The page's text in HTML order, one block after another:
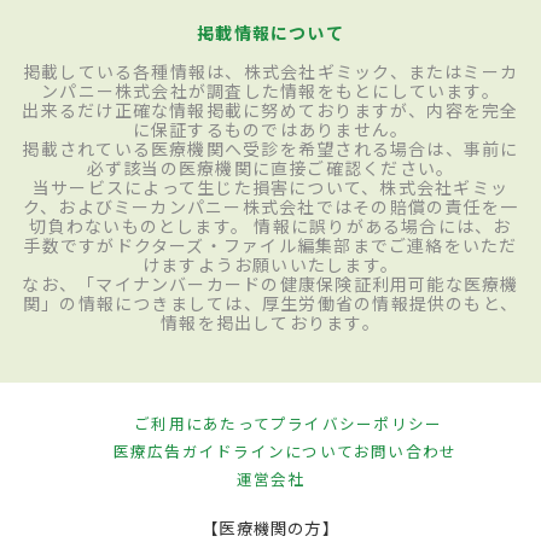
掲載情報について
掲載している各種情報は、株式会社ギミック、またはミーカ
ンパニー株式会社が調査した情報をもとにしています。
出来るだけ正確な情報掲載に努めておりますが、内容を完全
に保証するものではありません。
掲載されている医療機関へ受診を希望される場合は、事前に
必ず該当の医療機関に直接ご確認ください。
当サービスによって生じた損害について、株式会社ギミッ
ク、およびミーカンパニー株式会社ではその賠償の責任を一
切負わないものとします。 情報に誤りがある場合には、お
手数ですがドクターズ・ファイル編集部までご連絡をいただ
けますようお願いいたします。
なお、「マイナンバーカードの健康保険証利用可能な医療機
関」の情報につきましては、厚生労働省の情報提供のもと、
情報を掲出しております。
ご利用にあたってプライバシーポリシー
医療広告ガイドラインについてお問い合わせ
運営会社
【医療機関の方】